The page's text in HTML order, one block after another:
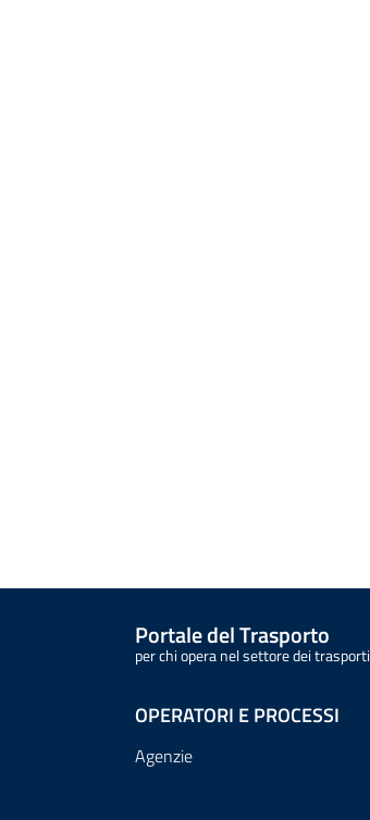
Portale del Trasporto
per chi opera nel settore dei trasporti
OPERATORI E PROCESSI
Agenzie